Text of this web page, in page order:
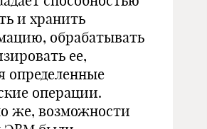
и хранить
обрабатывать
ее,
определенные
операции.
же, возможности